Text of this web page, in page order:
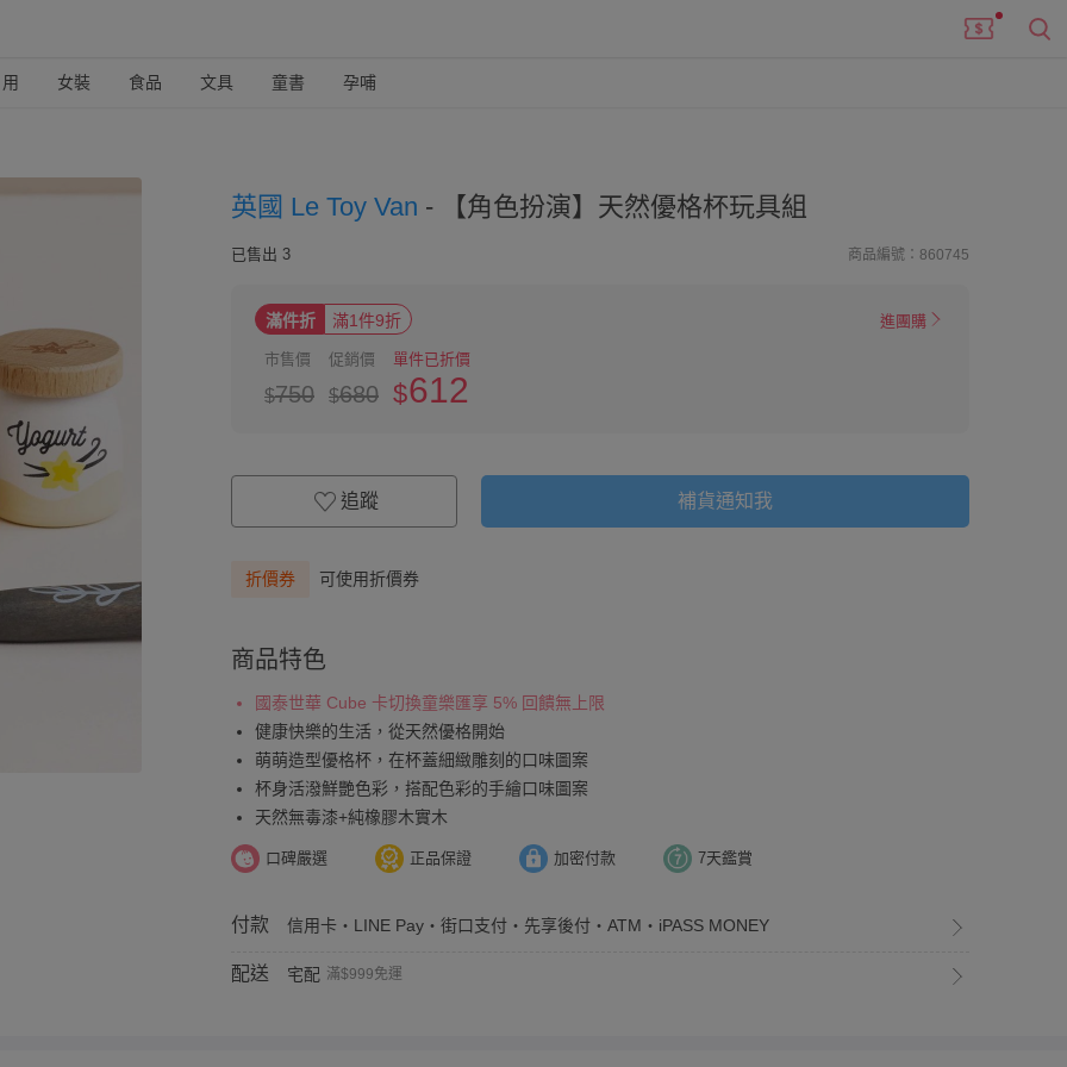
女裝 食品 文具 童書 孕哺
英國 Le Toy Van - 【角色扮演】天然優格杯玩具組
已售出 3 商品編號：860745
滿件折 滿1件9折 進團購
市售價
$750
促銷價
$680
單件已折價
$612
追蹤 補貨通知我
折價券 可使用折價券
商品特色
國泰世華 Cube 卡切換童樂匯享 5% 回饋無上限
健康快樂的生活，從天然優格開始
萌萌造型優格杯，在杯蓋細緻雕刻的口味圖案
杯身活潑鮮艷色彩，搭配色彩的手繪口味圖案
天然無毒漆+純橡膠木實木
口碑嚴選 正品保證 加密付款 7天鑑賞
付款 信用卡・LINE Pay・街口支付・先享後付・ATM・iPASS MONEY
配送 宅配 滿$999免運